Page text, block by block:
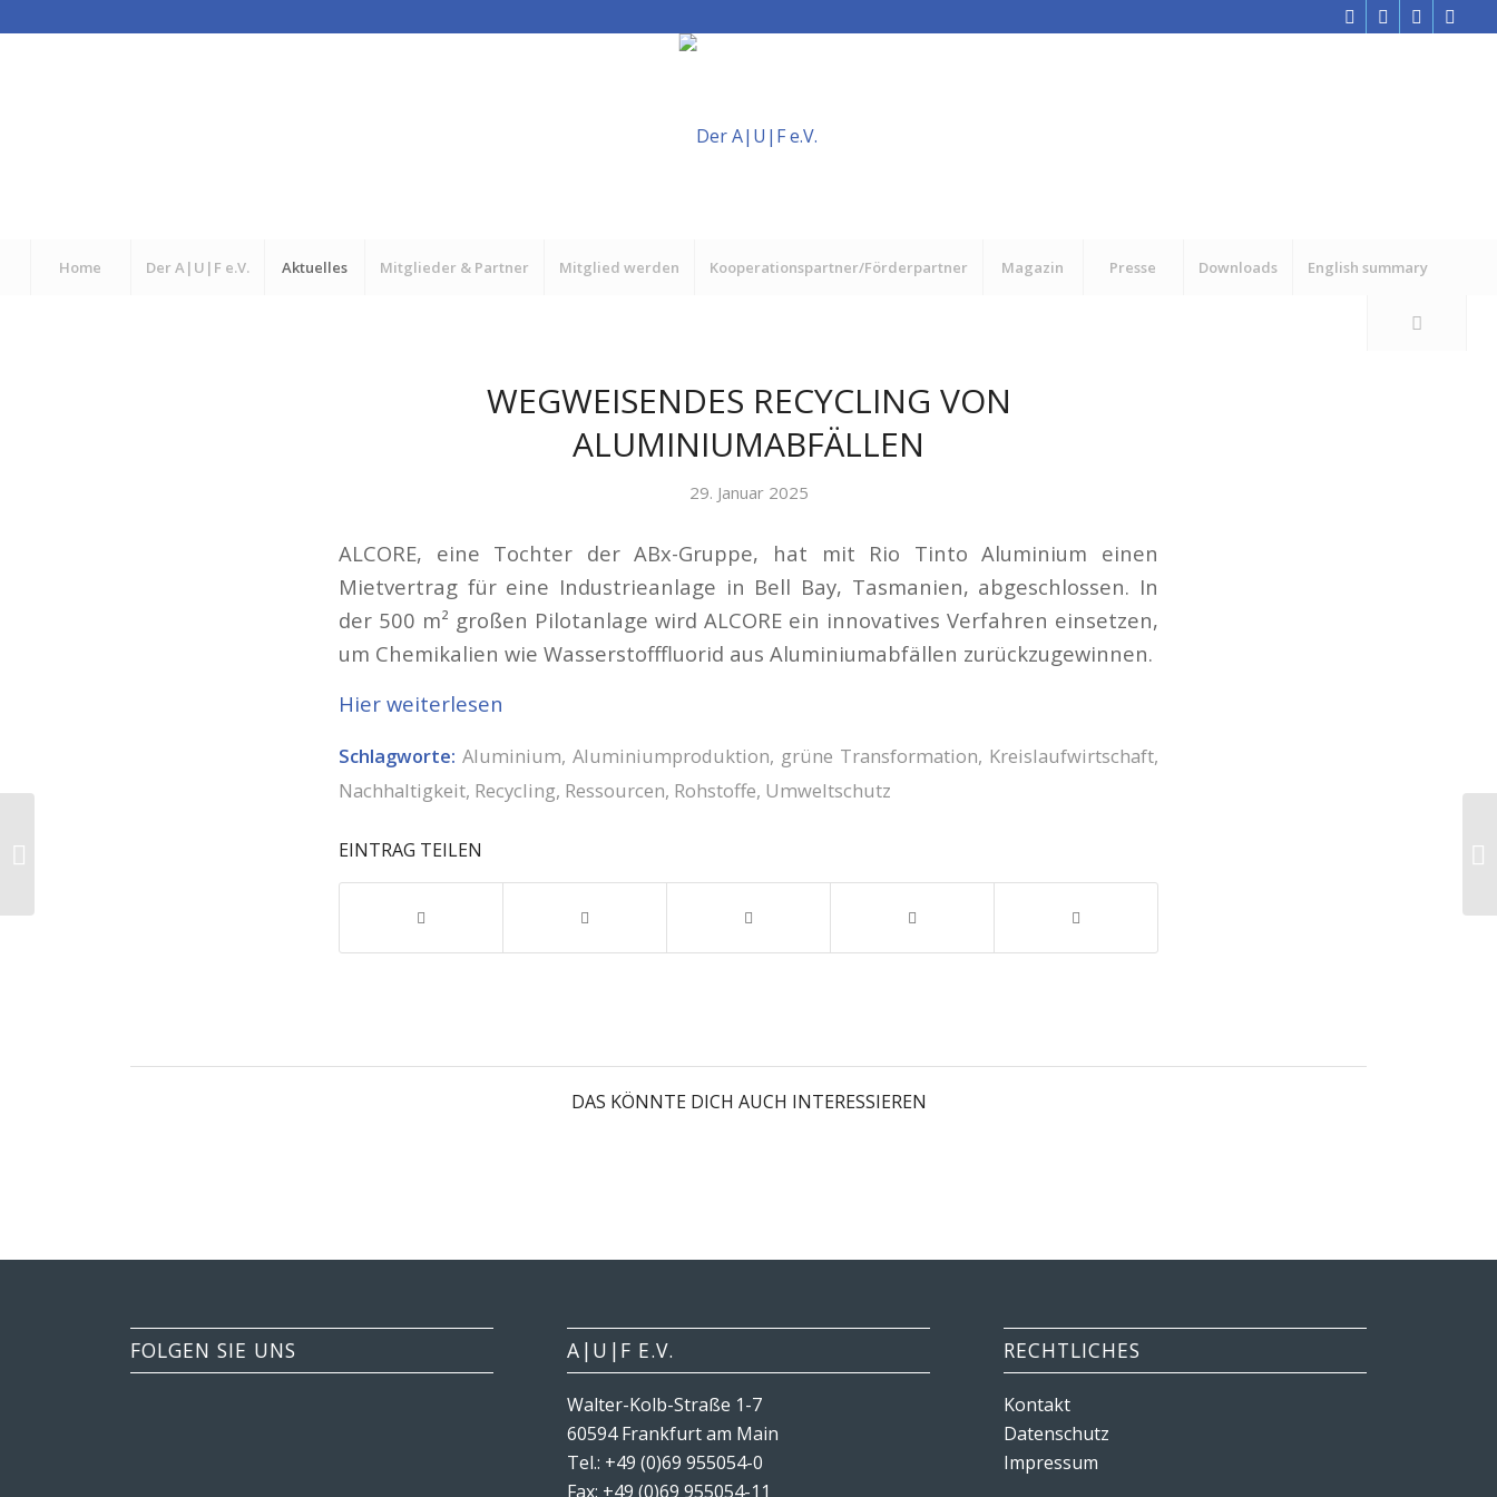
Home Der A|U|F e.V. Aktuelles Mitglieder & Partner Mitglied werden Kooperationspartner/Förderpartner Magazin Presse Downloads English summary
WEGWEISENDES RECYCLING VON
ALUMINIUMABFÄLLEN
29. Januar 2025
ALCORE, eine Tochter der ABx-Gruppe, hat mit Rio Tinto Aluminium einen
Mietvertrag für eine Industrieanlage in Bell Bay, Tasmanien, abgeschlossen. In
der 500 m² großen Pilotanlage wird ALCORE ein innovatives Verfahren einsetzen,
um Chemikalien wie Wasserstofffluorid aus Aluminiumabfällen zurückzugewinnen.
Hier weiterlesen
Schlagworte: Aluminium, Aluminiumproduktion, grüne Transformation, Kreislaufwirtschaft,
Nachhaltigkeit, Recycling, Ressourcen, Rohstoffe, Umweltschutz
EINTRAG TEILEN
DAS KÖNNTE DICH AUCH INTERESSIEREN
FOLGEN SIE UNS A|U|F E.V.
Walter-Kolb-Straße 1-7
60594 Frankfurt am Main
Tel.: +49 (0)69 955054-0
Fax: +49 (0)69 955054-11
RECHTLICHES
Kontakt
Datenschutz
Impressum